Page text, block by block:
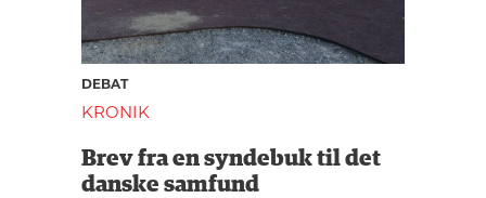
DEBAT
KRONIK
Brev fra en syndebuk til det
danske samfund